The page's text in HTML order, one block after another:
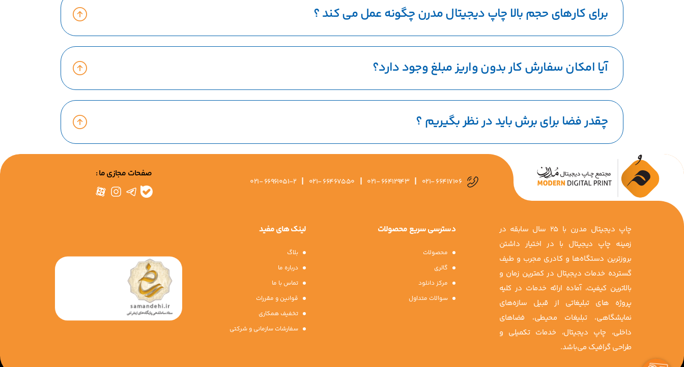
برای کارهای حجم بالا چاپ دیجیتال مدرن چگونه عمل می کند ؟
آیا امکان سفارش کار بدون واریز مبلغ وجود دارد؟
چقدر فضا برای برش باید در نظر بگیریم ؟
021- 66417106
|
021- 66412943
|
021- 66467550
|
021- 66961051-2
صفحات مجازی ما :
چاپ دیجیتال مدرن با 25 سال سابقه در
زمینه چاپ دیجیتال با در اختیار داشتن
بروزترین دستگاه‌ها و کادری مجرب و طیف
گسترده خدمات دیجیتال در کمترین زمان و
بالاترین کیفیت، آماده ارائه خدمات در کلیه
پروژه ‌های تبلیغاتی از قبیل سازه‌های
نمایشگاهی، تبلیغات محیطی، فضاهای
داخلی، چاپ دیجیتال، خدمات تکمیلی و
طراحی گرافیک می‌باشد.
دسترسی سریع محصولات
محصولات
گالری
مرکز دانلود
سوالات متداول
لینک های مفید
بلاگ
درباره ما
تماس با ما
قوانین و مقررات
تخفیف همکاری
سفارشات سازمانی و شرکتی